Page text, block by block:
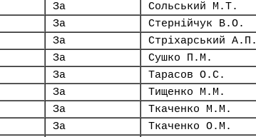
За Сольський М.Т.
За Стернійчук В.О.
За Стріхарський А.П.
За Сушко П.М.
За Тарасов О.С.
За Тищенко М.М.
За Ткаченко М.М.
За Ткаченко О.М.